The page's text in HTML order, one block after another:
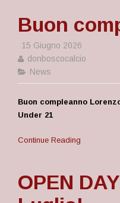
Buon
15 Giugno 2026
donboscocalcio
News
Buon compleanno
Under 21
Continue Reading
OPEN